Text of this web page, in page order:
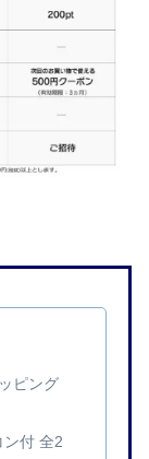
ピング
付 全2